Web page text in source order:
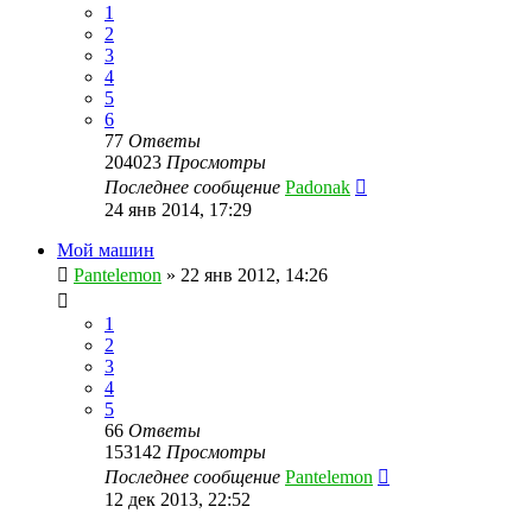
1
2
3
4
5
6
77 Ответы
204023 Просмотры
Последнее сообщение Padonak
24 янв 2014, 17:29
Мой машин
Pantelemon » 22 янв 2012, 14:26
1
2
3
4
5
66 Ответы
153142 Просмотры
Последнее сообщение Pantelemon
12 дек 2013, 22:52